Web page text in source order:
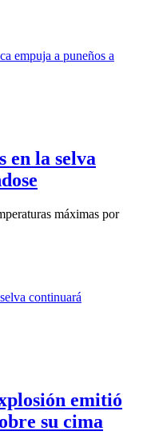
en la selva
máximas por
emitió
su cima